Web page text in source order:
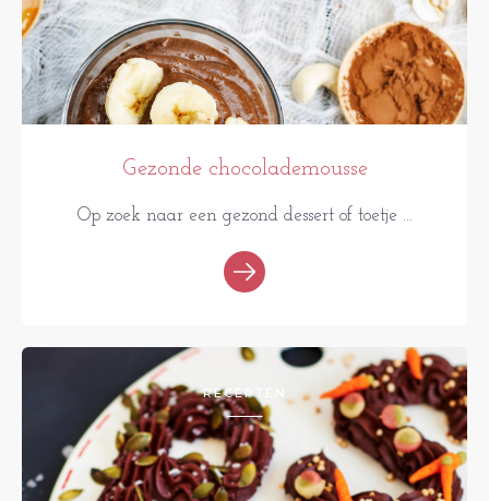
Gezonde chocolademousse
Op zoek naar een gezond dessert of toetje ...
RECEPTEN